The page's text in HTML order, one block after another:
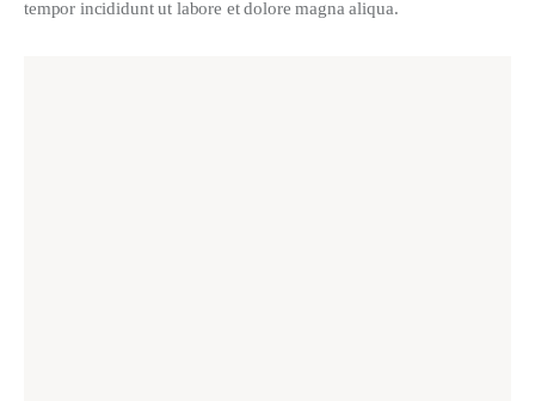
tempor incididunt ut labore et dolore magna aliqua.